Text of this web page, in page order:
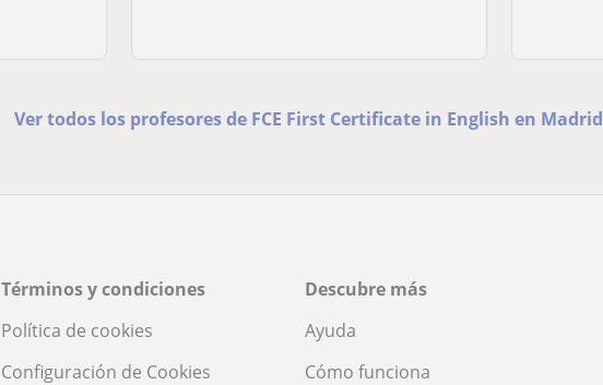
Ver todos los profesores de FCE First Certificate in English en Madrid
Términos y condiciones
Política de cookies
Configuración de Cookies
Descubre más
Ayuda
Cómo funciona